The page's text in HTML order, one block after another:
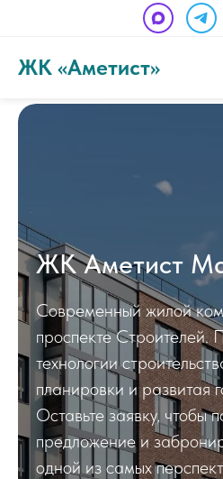
ЖК «Аметист»
ЖК Аметист
Современный жилой
проспекте Строителей.
технологии
планировки и развитая
Оставьте заявку, чтобы
предложение и
одной из самых